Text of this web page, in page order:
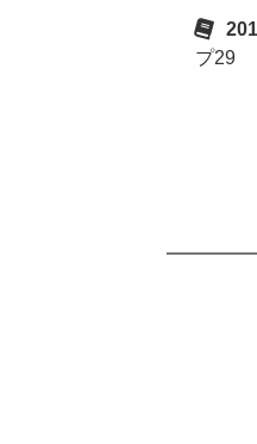
プ29